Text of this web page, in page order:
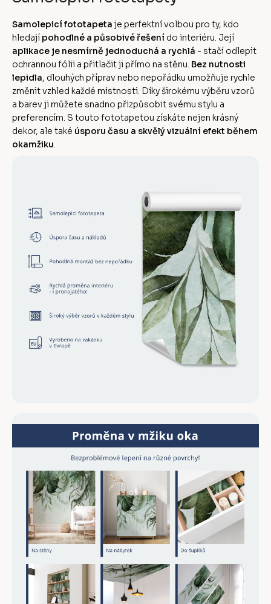
Samolepicí fototapeta je perfektní volbou pro ty, kdo
hledají pohodlné a působivé řešení do interiéru. Její
aplikace je nesmírně jednoduchá a rychlá - stačí odlepit
ochrannou fólii a přitlačit ji přímo na stěnu. Bez nutnosti
lepidla, dlouhých příprav nebo nepořádku umožňuje rychle
změnit vzhled každé místnosti. Díky širokému výběru vzorů
a barev ji můžete snadno přizpůsobit svému stylu a
preferencím. S touto fototapetou získáte nejen krásný
dekor, ale také úsporu času a skvělý vizuální efekt během
okamžiku.